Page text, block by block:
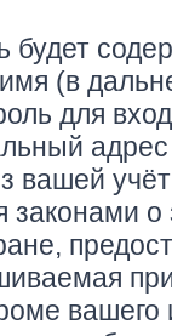
будет
(в
для
вашей
законами
вашего